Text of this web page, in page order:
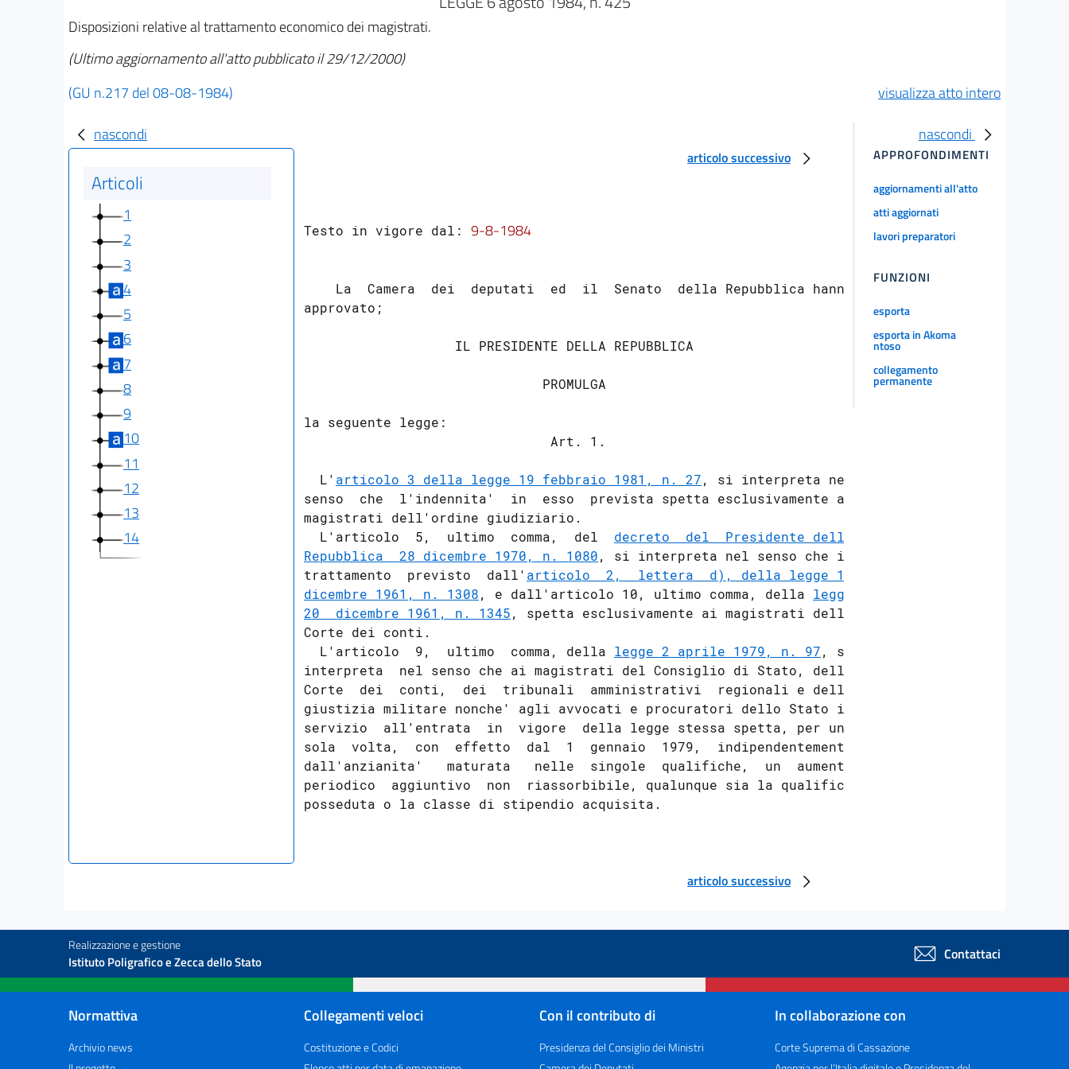
Disposizioni relative al trattamento economico dei magistrati.
(Ultimo aggiornamento all'atto pubblicato il 29/12/2000)
(GU n.217 del 08-08-1984)
visualizza atto intero
nascondi
Articoli
1
2
3
4
5
6
7
8
9
10
11
12
13
14
articolo successivo
Testo in vigore dal: 9-8-1984
    La  Camera  dei  deputati  ed  il  Senato  della Repubblica hanno
approvato;
                   IL PRESIDENTE DELLA REPUBBLICA
                              PROMULGA
la seguente legge:
                               Art. 1.
  L'
articolo 3 della legge 19 febbraio 1981, n. 27, si interpreta nel
senso  che  l'indennita'  in  esso  prevista spetta esclusivamente ai
magistrati dell'ordine giudiziario.
  L'articolo  5,  ultimo  comma,  del
decreto  del  Presidente della
Repubblica  28 dicembre 1970, n. 1080, si interpreta nel senso che il
trattamento  previsto  dall' articolo  2,  lettera  d), della legge 16
dicembre 1961, n. 1308, e dall'articolo 10, ultimo comma, della legge
20  dicembre 1961, n. 1345, spetta esclusivamente ai magistrati della
Corte dei conti.
  L'articolo  9,  ultimo  comma, della
legge 2 aprile 1979, n. 97, si
interpreta  nel senso che ai magistrati del Consiglio di Stato, della
Corte  dei  conti,  dei  tribunali  amministrativi  regionali e della
giustizia militare nonche' agli avvocati e procuratori dello Stato in
servizio  all'entrata  in  vigore  della legge stessa spetta, per una
sola  volta,  con  effetto  dal  1  gennaio  1979,  indipendentemente
dall'anzianita'   maturata   nelle  singole  qualifiche,  un  aumento
periodico  aggiuntivo  non  riassorbibile, qualunque sia la qualifica
articolo successivo
nascondi
APPROFONDIMENTI
aggiornamenti all'atto
atti aggiornati
lavori preparatori
FUNZIONI
esporta
esporta in Akoma
ntoso
collegamento
permanente
Realizzazione e gestione
Istituto Poligrafico e Zecca dello Stato Contattaci
Normattiva
Archivio news
Collegamenti veloci
Costituzione e Codici
Con il contributo di
Presidenza del Consiglio dei Ministri
In collaborazione con
Corte Suprema di Cassazione